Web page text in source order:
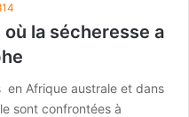
la sécheresse a
Afrique australe et dans
sont confrontées à